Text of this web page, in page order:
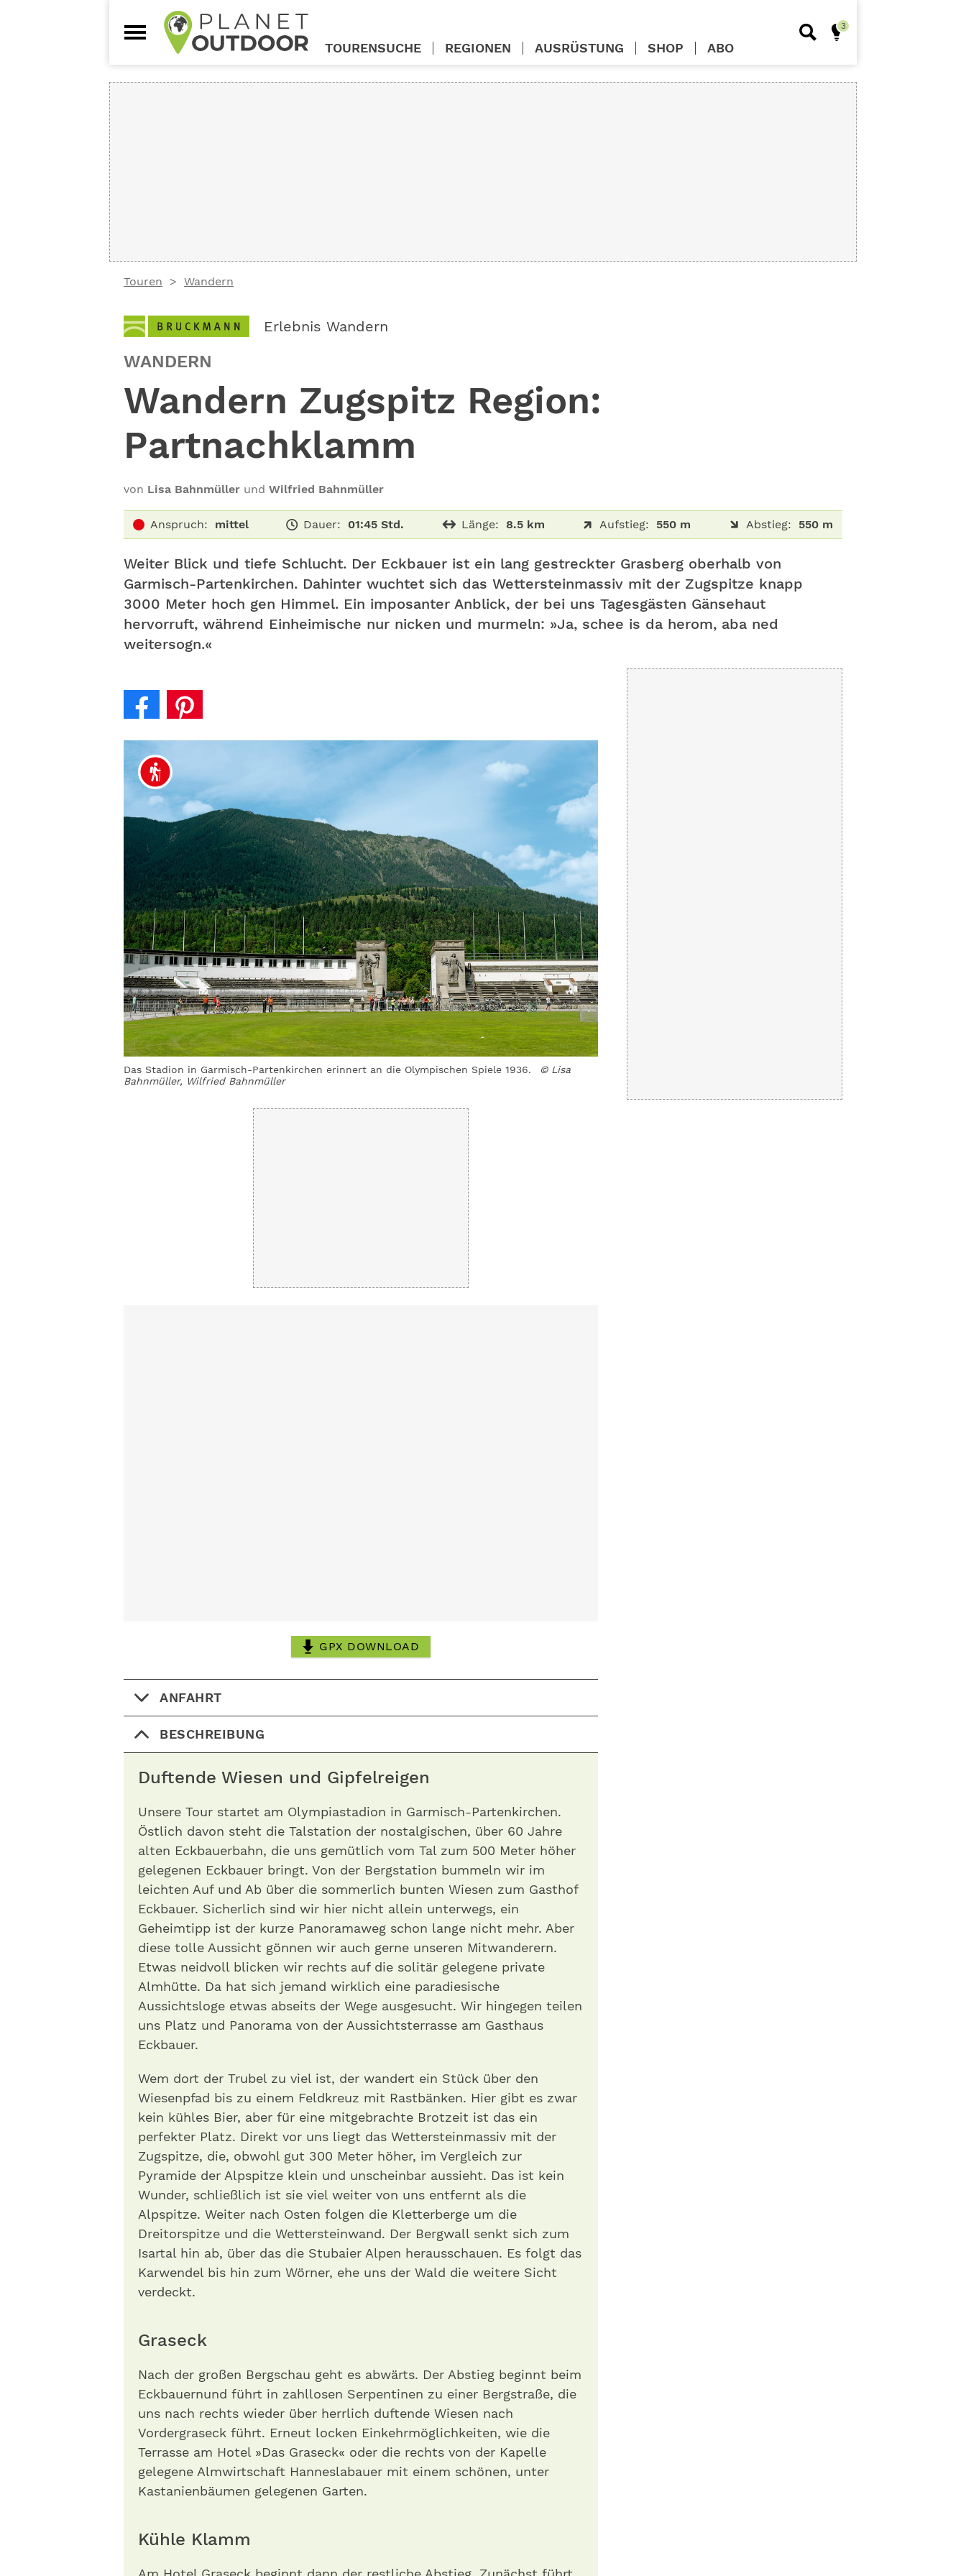
Touren Wandern
Erlebnis Wandern
WANDERN
Wandern Zugspitz Region:
Partnachklamm
von Lisa Bahnmüller und Wilfried Bahnmüller
Anspruch: mittel Dauer: 01:45 Std. Länge: 8.5 km Aufstieg: 550 m Abstieg: 550 m
Weiter Blick und tiefe Schlucht. Der Eckbauer ist ein lang gestreckter Grasberg oberhalb von
Garmisch-Partenkirchen. Dahinter wuchtet sich das Wettersteinmassiv mit der Zugspitze knapp
3000 Meter hoch gen Himmel. Ein imposanter Anblick, der bei uns Tagesgästen Gänsehaut
hervorruft, während Einheimische nur nicken und murmeln: »Ja, schee is da herom, aba ned
weitersogn.«
Das Stadion in Garmisch-Partenkirchen erinnert an die Olympischen Spiele 1936.
© Lisa
Bahnmüller, Wilfried Bahnmüller
GPX DOWNLOAD
ANFAHRT
BESCHREIBUNG
Duftende Wiesen und Gipfelreigen
Unsere Tour startet am Olympiastadion in Garmisch-Partenkirchen.
Östlich davon steht die Talstation der nostalgischen, über 60 Jahre
alten Eckbauerbahn, die uns gemütlich vom Tal zum 500 Meter höher
gelegenen Eckbauer bringt. Von der Bergstation bummeln wir im
leichten Auf und Ab über die sommerlich bunten Wiesen zum Gasthof
Eckbauer. Sicherlich sind wir hier nicht allein unterwegs, ein
Geheimtipp ist der kurze Panoramaweg schon lange nicht mehr. Aber
diese tolle Aussicht gönnen wir auch gerne unseren Mitwanderern.
Etwas neidvoll blicken wir rechts auf die solitär gelegene private
Almhütte. Da hat sich jemand wirklich eine paradiesische
Aussichtsloge etwas abseits der Wege ausgesucht. Wir hingegen teilen
uns Platz und Panorama von der Aussichtsterrasse am Gasthaus
Eckbauer.
Wem dort der Trubel zu viel ist, der wandert ein Stück über den
Wiesenpfad bis zu einem Feldkreuz mit Rastbänken. Hier gibt es zwar
kein kühles Bier, aber für eine mitgebrachte Brotzeit ist das ein
perfekter Platz. Direkt vor uns liegt das Wettersteinmassiv mit der
Zugspitze, die, obwohl gut 300 Meter höher, im Vergleich zur
Pyramide der Alpspitze klein und unscheinbar aussieht. Das ist kein
Wunder, schließlich ist sie viel weiter von uns entfernt als die
Alpspitze. Weiter nach Osten folgen die Kletterberge um die
Dreitorspitze und die Wettersteinwand. Der Bergwall senkt sich zum
Isartal hin ab, über das die Stubaier Alpen herausschauen. Es folgt das
Karwendel bis hin zum Wörner, ehe uns der Wald die weitere Sicht
verdeckt.
Graseck
Nach der großen Berg­schau geht es abwärts. Der Ab­stieg beginnt beim
Eckbauernund führt in zahllosen Serpentinen zu einer Bergstraße, die
uns nach rechts wieder über herrlich duftende Wiesen nach
Vordergraseck führt. Erneut locken Einkehrmöglichkeiten, wie die
Terrasse am Hotel »Das Graseck« oder die rechts von der Kapelle
gelegene Almwirtschaft Hanneslabauer mit einem schönen, unter
Kastanienbäumen gelegenen Garten.
Kühle Klamm
TOURENSUCHE REGIONEN AUSRÜSTUNG SHOP ABO